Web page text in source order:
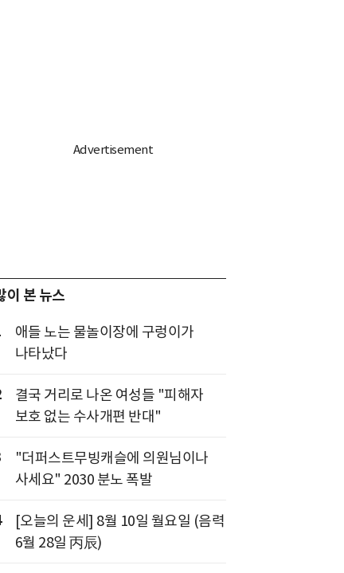
이 본 뉴스
애들 노는 물놀이장에 구렁이가
나타났다
결국 거리로 나온 여성들 "피해자
보호 없는 수사개편 반대"
"더퍼스트무빙캐슬에 의원님이나
사세요" 2030 분노 폭발
[오늘의 운세] 8월 10일 월요일 (음력
6월 28일 丙辰)